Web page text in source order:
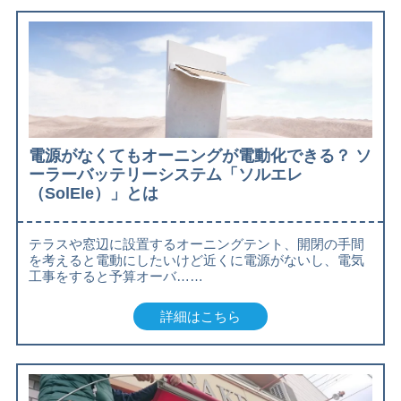
電源がなくてもオーニングが電動化できる？ ソ
ーラーバッテリーシステム「ソルエレ
（SolEle）」とは
テラスや窓辺に設置するオーニングテント、開閉の手間
を考えると電動にしたいけど近くに電源がないし、電気
工事をすると予算オーバ……
詳細はこちら